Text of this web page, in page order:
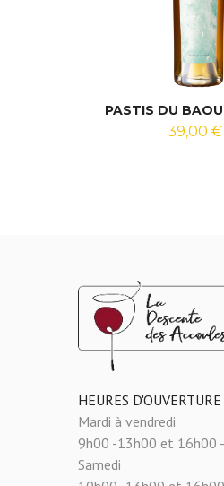
PASTIS DU
39,00 €
HEURES D'OUVERTURE
Mardi à vendredi
9h00 -13h00 et 16h00
Samedi